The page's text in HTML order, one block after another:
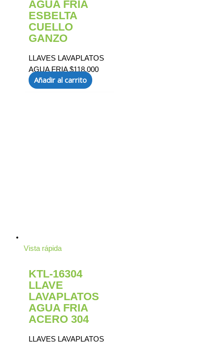
AGUA FRIA
ESBELTA
CUELLO
GANZO
LLAVES LAVAPLATOS
AGUA FRIA$118.000
Añadir al carrito
Vista rápida
KTL-16304
LLAVE
LAVAPLATOS
AGUA FRIA
ACERO 304
LLAVES LAVAPLATOS